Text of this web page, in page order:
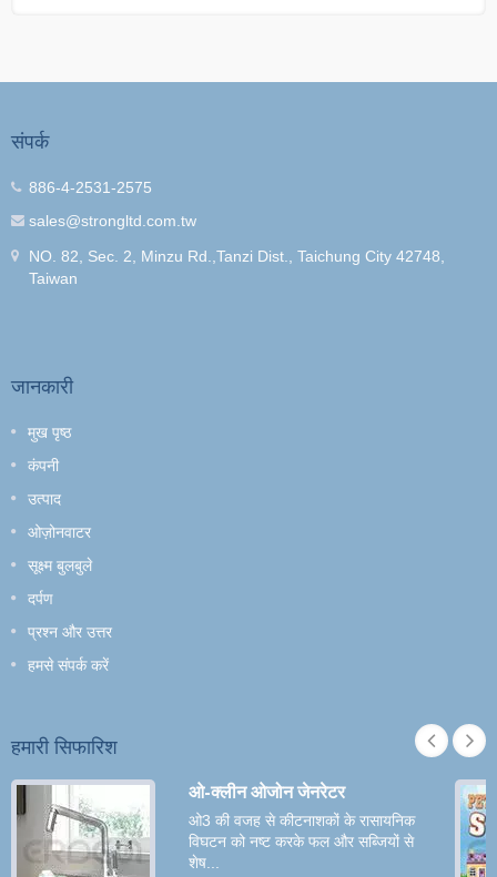
संपर्क
886-4-2531-2575
sales@strongltd.com.tw
NO. 82, Sec. 2, Minzu Rd.,Tanzi Dist., Taichung City 42748,
Taiwan
जानकारी
मुख पृष्ठ
कंपनी
उत्पाद
ओज़ोनवाटर
सूक्ष्म बुलबुले
दर्पण
प्रश्न और उत्तर
हमसे संपर्क करें
हमारी सिफारिश
ओ-क्लीन ओजोन जेनरेटर
ओ3 की वजह से कीटनाशकों के रासायनिक
विघटन को नष्ट करके फल और सब्जियों से
शेष...